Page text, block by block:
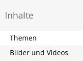
Inhalte
Themen
Bilder und Videos